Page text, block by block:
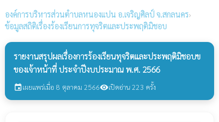
องค์การบริหารส่วนตำบลหนองแปน อ.เจริญศิลป์ จ.สกลนคร›
ข้อมูลสถิติเรื่องร้องเรียนการทุจริตและประพฤติมิชอบ
รายงานสรุปผลเรื่องการร้องเรียนทุจริตและประพฤติมิชอบข
ของเจ้าหน้าที่ ประจำปีงบประมาณ พ.ศ. 2566
eventเผยแพร่เมื่อ 8 ตุลาคม 2566visibilityเปิดอ่าน 223 ครั้ง